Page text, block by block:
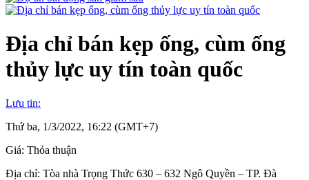
Địa chỉ bán kẹp ống, cùm ống
thủy lực uy tín toàn quốc
Lưu tin:
Thứ ba, 1/3/2022, 16:22 (GMT+7)
Giá: Thỏa thuận
Địa chỉ: Tòa nhà Trọng Thức 630 – 632 Ngô Quyền – TP. Ðà